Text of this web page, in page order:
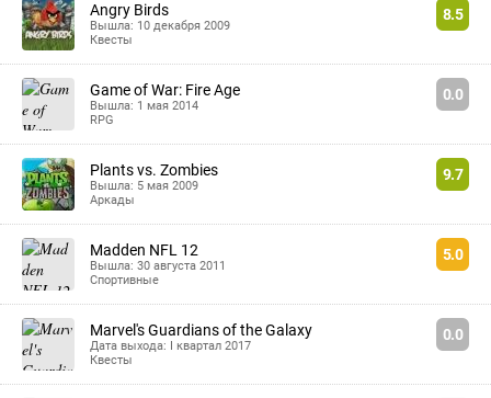
Angry Birds
Вышла: 10 декабря 2009
Квесты
8.5
Game of War: Fire Age
Вышла: 1 мая 2014
RPG
0.0
Plants vs. Zombies
Вышла: 5 мая 2009
Аркады
9.7
Madden NFL 12
Вышла: 30 августа 2011
Спортивные
5.0
Marvel's Guardians of the Galaxy
Дата выхода: I квартал 2017
Квесты
0.0